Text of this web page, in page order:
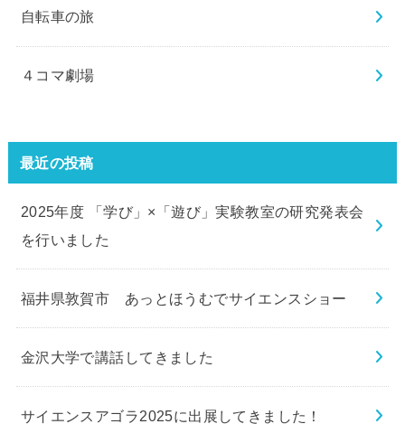
自転車の旅
４コマ劇場
最近の投稿
2025年度 「学び」×「遊び」実験教室の研究発表会
を行いました
福井県敦賀市 あっとほうむでサイエンスショー
金沢大学で講話してきました
サイエンスアゴラ2025に出展してきました！